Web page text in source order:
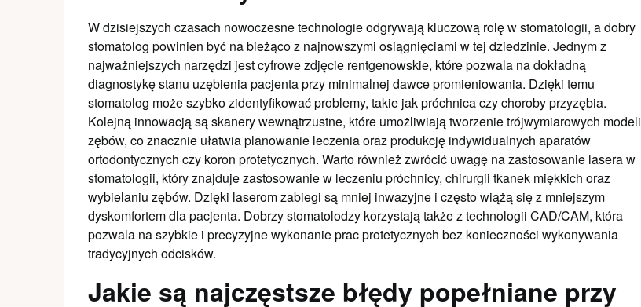
W dzisiejszych czasach nowoczesne technologie odgrywają kluczową rolę w stomatologii, a dobry
stomatolog powinien być na bieżąco z najnowszymi osiągnięciami w tej dziedzinie. Jednym z
najważniejszych narzędzi jest cyfrowe zdjęcie rentgenowskie, które pozwala na dokładną
diagnostykę stanu uzębienia pacjenta przy minimalnej dawce promieniowania. Dzięki temu
stomatolog może szybko zidentyfikować problemy, takie jak próchnica czy choroby przyzębia.
Kolejną innowacją są skanery wewnątrzustne, które umożliwiają tworzenie trójwymiarowych modeli
zębów, co znacznie ułatwia planowanie leczenia oraz produkcję indywidualnych aparatów
ortodontycznych czy koron protetycznych. Warto również zwrócić uwagę na zastosowanie lasera w
stomatologii, który znajduje zastosowanie w leczeniu próchnicy, chirurgii tkanek miękkich oraz
wybielaniu zębów. Dzięki laserom zabiegi są mniej inwazyjne i często wiążą się z mniejszym
dyskomfortem dla pacjenta. Dobrzy stomatolodzy korzystają także z technologii CAD/CAM, która
pozwala na szybkie i precyzyjne wykonanie prac protetycznych bez konieczności wykonywania
tradycyjnych odcisków.
Jakie są najczęstsze błędy popełniane przy